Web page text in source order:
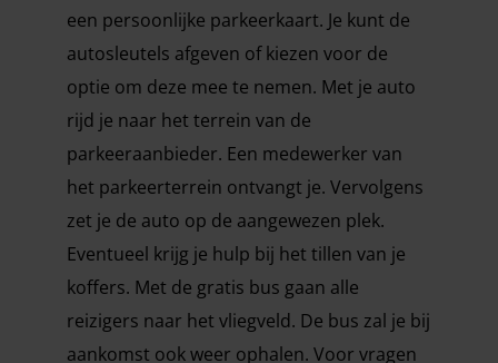
een persoonlijke parkeerkaart. Je kunt de
autosleutels afgeven of kiezen voor de
optie om deze mee te nemen. Met je auto
rijd je naar het terrein van de
parkeeraanbieder. Een medewerker van
het parkeerterrein ontvangt je. Vervolgens
zet je de auto op de aangewezen plek.
Eventueel krijg je hulp bij het tillen van je
koffers. Met de gratis bus gaan alle
reizigers naar het vliegveld. De bus zal je bij
aankomst ook weer ophalen. Voor vragen